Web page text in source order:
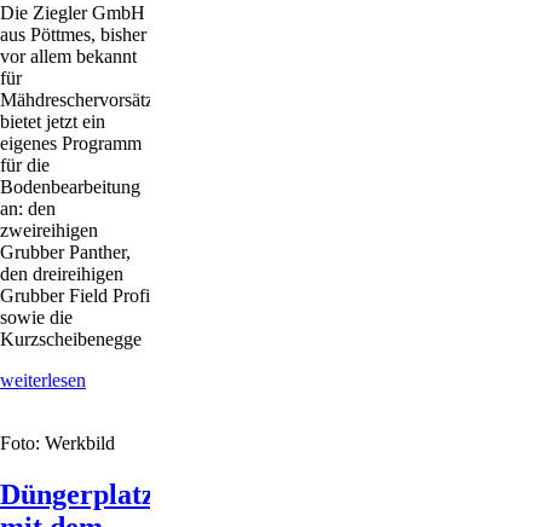
Die Ziegler GmbH
aus Pöttmes, bisher
vor allem bekannt
für
Mähdreschervorsätze,
bietet jetzt ein
eigenes Programm
für die
Bodenbearbeitung
an: den
zweireihigen
Grubber Panther,
den dreireihigen
Grubber Field Profi
sowie die
Kurzscheibenegge
weiterlesen
bis
km /
h
Foto: Werkbild
Düngerplatzierung